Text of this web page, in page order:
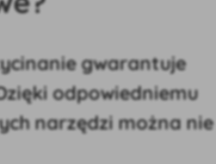
gwarantuje
odpowiedniemu
narzędzi można nie